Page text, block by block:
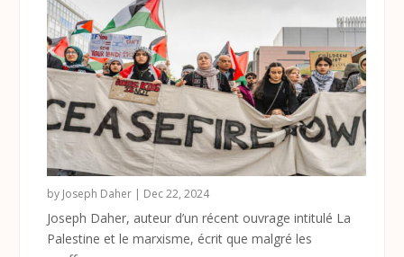
by Joseph Daher | Dec 22, 2024
Joseph Daher, auteur d’un récent ouvrage intitulé La
Palestine et le marxisme, écrit que malgré les